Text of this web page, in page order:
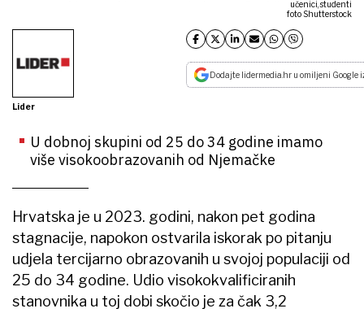
učenici, studenti
foto Shutterstock
Lider
Dodajte lidermedia.hr u omiljeni Google
U dobnoj skupini od 25 do 34 godine imamo
više visokoobrazovanih od Njemačke
Hrvatska je u 2023. godini, nakon pet godina
stagnacije, napokon ostvarila iskorak po pitanju
udjela tercijarno obrazovanih u svojoj populaciji od
25 do 34 godine. Udio visokokvalificiranih
stanovnika u toj dobi skočio je za čak 3,2